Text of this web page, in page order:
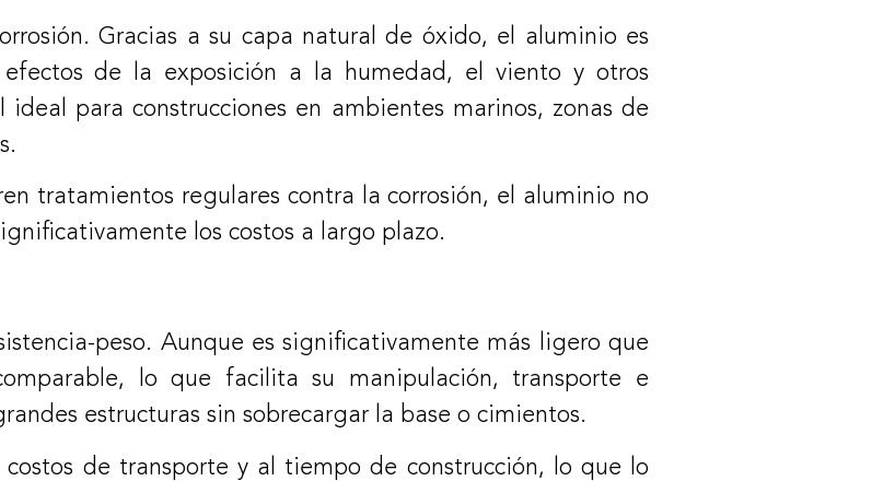
Gracias a su capa natural de óxido, el aluminio es
de la exposición a la humedad, el viento y otros
para construcciones en ambientes marinos, zonas de
tratamientos regulares contra la corrosión, el aluminio no
los costos a largo plazo.
peso. Aunque es significativamente más ligero que
lo que facilita su manipulación, transporte e
estructuras sin sobrecargar la base o cimientos.
de transporte y al tiempo de construcción, lo que lo